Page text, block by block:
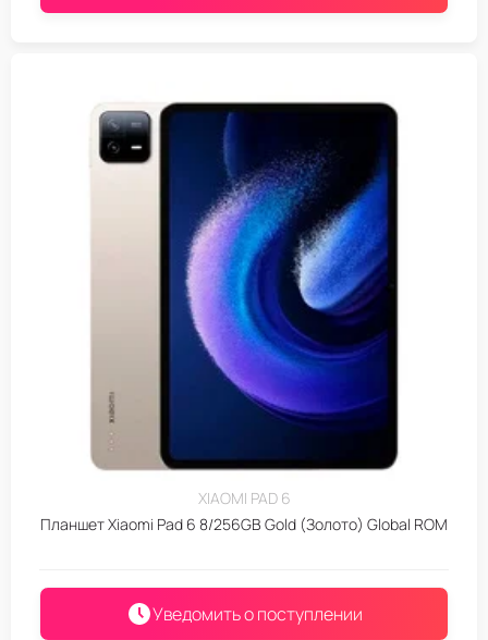
XIAOMI PAD 6
Планшет Xiaomi Pad 6 8/256GB Gold (Золото) Global ROM
Уведомить о поступлении